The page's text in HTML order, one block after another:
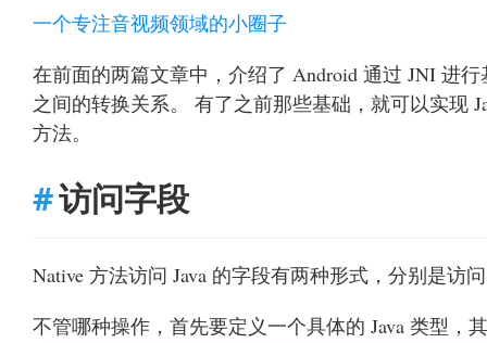
一个专注音视频领域的小圈子
在前面的两篇文章中，介绍了 Android 通过 JNI 进
之间的转换关系。 有了之前那些基础，就可以实现
方法。
访问字段
Native 方法访问 Java 的字段有两种形式，分别是访
不管哪种操作，首先要定义一个具体的 Java 类型